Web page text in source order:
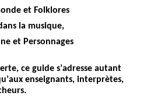
et Folklores
la musique,
et Personnages
ce guide s’adresse autant
’aux enseignants, interprètes,